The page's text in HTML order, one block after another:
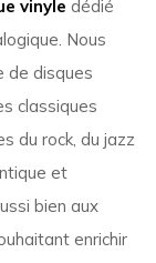
vinyle dédié
Nous
de disques
classiques
du rock, du jazz
et
bien aux
enrichir